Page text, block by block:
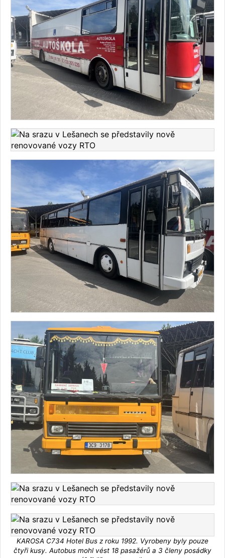
KAROSA C734 Hotel Bus z roku 1992. Vyrobeny byly pouze
čtyři kusy. Autobus mohl vést 18 pasažérů a 3 členy posádky